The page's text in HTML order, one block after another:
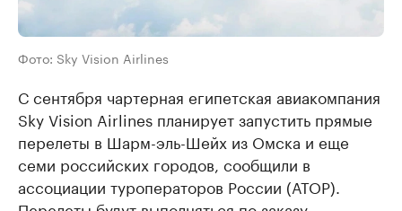
Фото: Sky Vision Airlines
С сентября чартерная египетская авиакомпания
Sky Vision Airlines планирует запустить прямые
перелеты в Шарм-эль-Шейх из Омска и еще
семи российских городов, сообщили в
ассоциации туроператоров России (АТОР).